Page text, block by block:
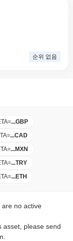
순위 없음
=...GBP
=...CAD
=...MXN
=...TRY
=...ETH
no active
asset, please send